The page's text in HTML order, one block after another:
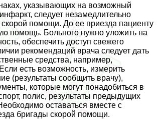
указывающих на возможный
следует незамедлительно
скорой помощи. До ее приезда пациенту
помощь. Больного нужно уложить на
обеспечить доступ свежего
рекомендаций врача следует дать
средства, например,
есть возможность, измерить
(результаты сообщить врачу),
которые могут понадобиться в
полис, результаты предыдущих
оставаться вместе с
бригады скорой помощи.